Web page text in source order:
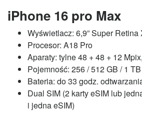
iPhone 16 pro Max
Wyświetlacz: 6,9” Super Retina
Procesor: A18 Pro
Aparaty: tylne 48 + 48 + 12
Pojemność: 256 / 512 GB / 1 TB
Bateria: do 33 godz.
Dual SIM (2 karty eSIM lub
i jedna eSIM)